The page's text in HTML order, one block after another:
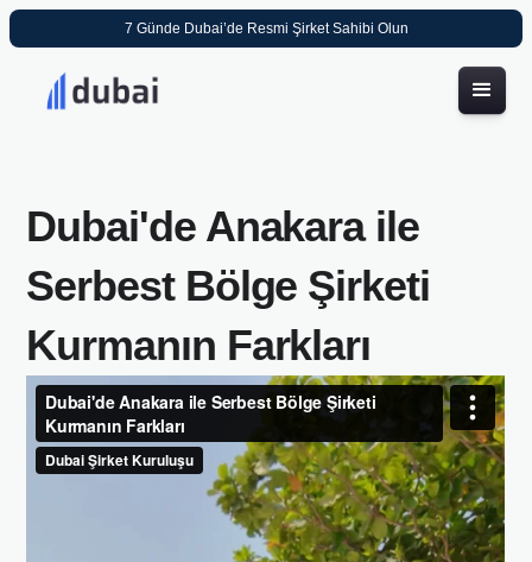
7 Günde Dubai’de Resmi Şirket Sahibi Olun
Dubai'de Anakara ile
Serbest Bölge Şirketi
Kurmanın Farkları